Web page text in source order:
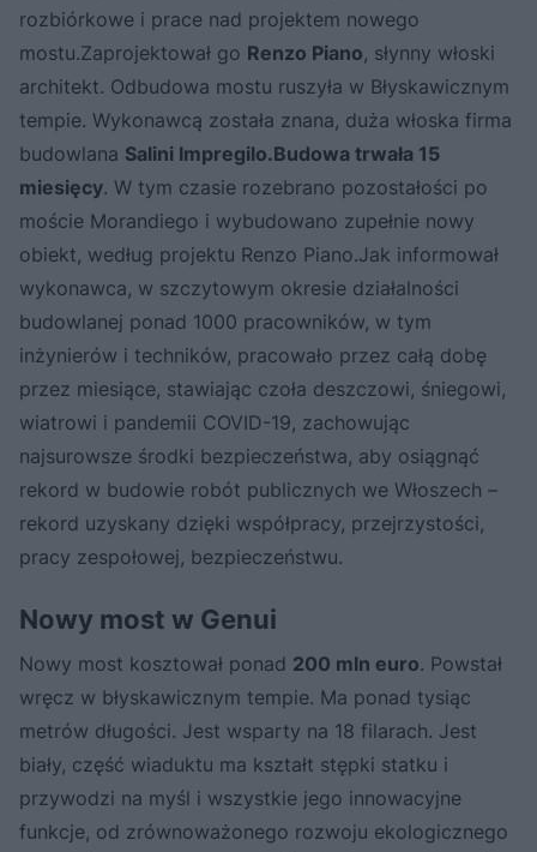
rozbiórkowe i prace nad projektem nowego
mostu.Zaprojektował go Renzo Piano, słynny włoski
architekt. Odbudowa mostu ruszyła w Błyskawicznym
tempie. Wykonawcą została znana, duża włoska firma
budowlana Salini Impregilo.Budowa trwała 15
miesięcy. W tym czasie rozebrano pozostałości po
moście Morandiego i wybudowano zupełnie nowy
obiekt, według projektu Renzo Piano.Jak informował
wykonawca, w szczytowym okresie działalności
budowlanej ponad 1000 pracowników, w tym
inżynierów i techników, pracowało przez całą dobę
przez miesiące, stawiając czoła deszczowi, śniegowi,
wiatrowi i pandemii COVID-19, zachowując
najsurowsze środki bezpieczeństwa, aby osiągnąć
rekord w budowie robót publicznych we Włoszech –
rekord uzyskany dzięki współpracy, przejrzystości,
pracy zespołowej, bezpieczeństwu.
Nowy most w Genui
Nowy most kosztował ponad 200 mln euro. Powstał
wręcz w błyskawicznym tempie. Ma ponad tysiąc
metrów długości. Jest wsparty na 18 filarach. Jest
biały, część wiaduktu ma kształt stępki statku i
przywodzi na myśl i wszystkie jego innowacyjne
funkcje, od zrównoważonego rozwoju ekologicznego